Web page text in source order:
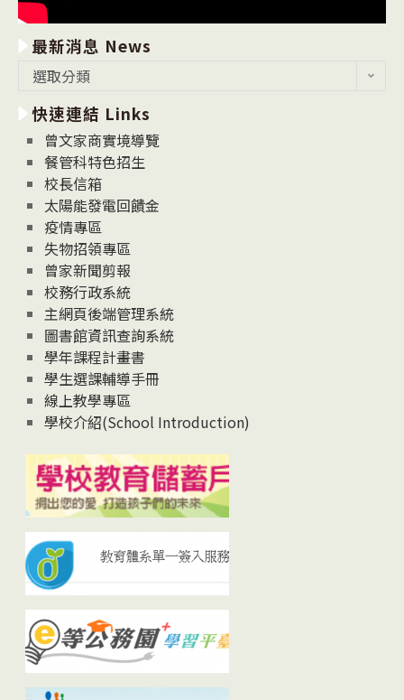
最新消息 News
消
息
News
選取分類
快速連結 Links
曾文家商實境導覽
餐管科特色招生
校長信箱
太陽能發電回饋金
疫情專區
失物招領專區
曾家新聞剪報
校務行政系統
主網頁後端管理系統
圖書館資訊查詢系統
學年課程計畫書
學生選課輔導手冊
線上教學專區
學校介紹(School Introduction)